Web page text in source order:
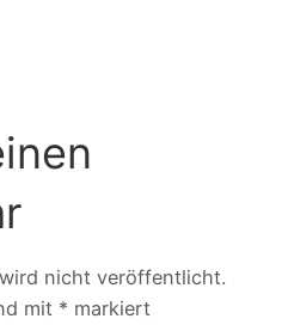
nicht veröffentlicht.
mit * markiert